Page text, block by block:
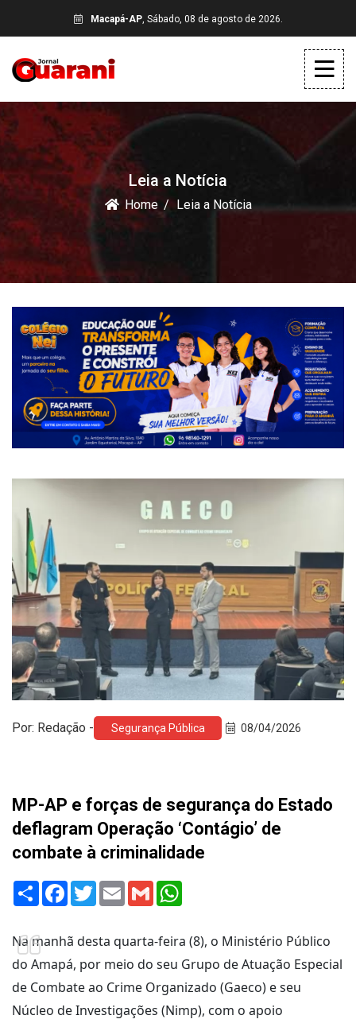
Macapá-AP, Sábado, 08 de agosto de 2026.
Leia a Notícia
Home Leia a Notícia
Por: Redação - Segurança Pública 08/04/2026
MP-AP e forças de segurança do Estado
deflagram Operação ‘Contágio’ de
combate à criminalidade
Share Facebook
TwitterEmail Gmail
Na manhã desta quarta-feira (8), o Ministério Público
do Amapá, por meio do seu Grupo de Atuação Especial
de Combate ao Crime Organizado (Gaeco) e seu
Núcleo de Investigações (Nimp), com o apoio